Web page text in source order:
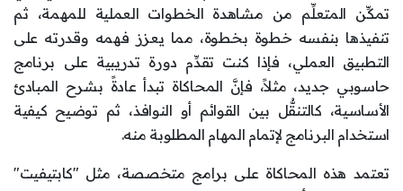
تمكِّن المتعلِّم من مشاهدة الخطوات العملية للمهمة، ثم
تنفيذها بنفسه خطوة بخطوة، مما يعزز فهمه وقدرته على
التطبيق العملي، فإذا كنت تقدِّم دورة تدريبية على برنامج
حاسوبي جديد، مثلاً، فإنَّ المحاكاة تبدأ عادةً بشرح المبادئ
الأساسية، كالتنقُّل بين القوائم أو النوافذ، ثم توضيح كيفية
استخدام البرنامج لإتمام المهام المطلوبة منه.
تعتمد هذه المحاكاة على برامج متخصصة، مثل "كابتيفيت"